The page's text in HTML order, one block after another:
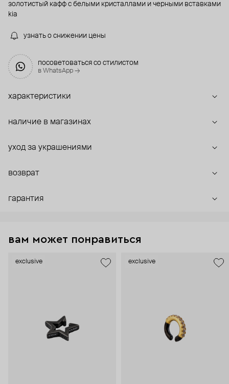
золотистый кафф с белыми кристаллами и черными вставками
kia
узнать о снижении цены
посоветоваться со стилистом
в WhatsApp →
характеристики
наличие в магазинах
уход за украшениями
возврат
гарантия
вам может понравиться
exclusive exclusive